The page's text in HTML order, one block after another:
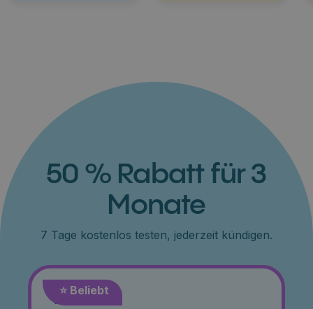
50 % Rabatt für 3
Monate
7 Tage kostenlos testen, jederzeit kündigen.
⭐️ Beliebt
Monat